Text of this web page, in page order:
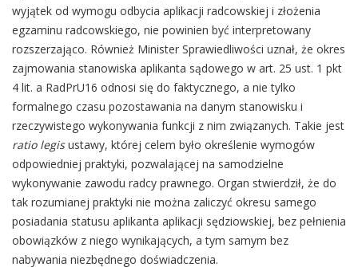
wyjątek od wymogu odbycia aplikacji radcowskiej i złożenia
egzaminu radcowskiego, nie powinien być interpretowany
rozszerzająco. Również Minister Sprawiedliwości uznał, że okres
zajmowania stanowiska aplikanta sądowego w art. 25 ust. 1 pkt
4 lit. a RadPrU16 odnosi się do faktycznego, a nie tylko
formalnego czasu pozostawania na danym stanowisku i
rzeczywistego wykonywania funkcji z nim związanych. Takie jest
ratio legisustawy, której celem było określenie wymogów
odpowiedniej praktyki, pozwalającej na samodzielne
wykonywanie zawodu radcy prawnego. Organ stwierdził, że do
tak rozumianej praktyki nie można zaliczyć okresu samego
posiadania statusu aplikanta aplikacji sędziowskiej, bez pełnienia
obowiązków z niego wynikających, a tym samym bez
nabywania niezbędnego doświadczenia.